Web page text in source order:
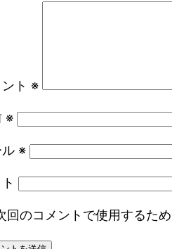
ト ※
※
ル ※
回のコメントで使用するた